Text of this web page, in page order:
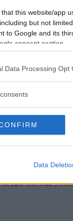
that this website/app
but not
to Google and its
consent section.
Data Processing Opt
Data
fina vän och
jag är snart ikapp ;)